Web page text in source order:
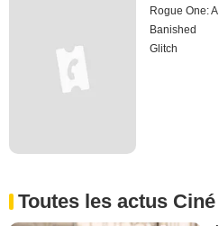
Rogue One:
Banished
Glitch
Toutes les actus